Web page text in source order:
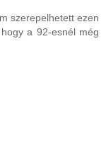
szerepelhetett ezen
a 92-esnél még